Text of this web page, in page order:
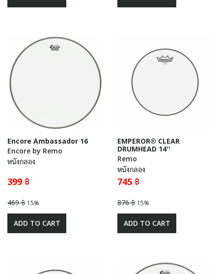
Encore Ambassador 16
Encore by Remo
หนังกลอง
399 ฿
469 ฿ 15%
ADD TO CART
EMPEROR® CLEAR
DRUMHEAD 14''
Remo
หนังกลอง
745 ฿
876 ฿ 15%
ADD TO CART